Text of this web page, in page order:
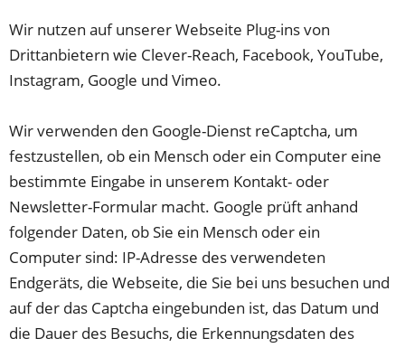
Wir nutzen auf unserer Webseite Plug-ins von
Drittanbietern wie Clever-Reach, Facebook, YouTube,
Instagram, Google und Vimeo.
Wir verwenden den Google-Dienst reCaptcha, um
festzustellen, ob ein Mensch oder ein Computer eine
bestimmte Eingabe in unserem Kontakt- oder
Newsletter-Formular macht. Google prüft anhand
folgender Daten, ob Sie ein Mensch oder ein
Computer sind: IP-Adresse des verwendeten
Endgeräts, die Webseite, die Sie bei uns besuchen und
auf der das Captcha eingebunden ist, das Datum und
die Dauer des Besuchs, die Erkennungsdaten des